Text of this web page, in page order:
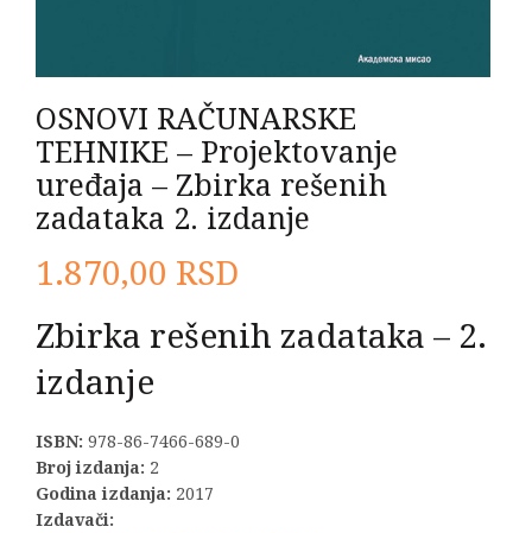
OSNOVI RAČUNARSKE
TEHNIKE – Projektovanje
uređaja – Zbirka rešenih
zadataka 2. izdanje
1.870,00 RSD
Zbirka rešenih zadataka – 2.
izdanje
ISBN: 978-86-7466-689-0
Broj izdanja: 2
Godina izdanja: 2017
Izdavači: